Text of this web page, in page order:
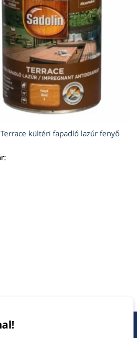
kültéri fapadló lazúr fenyő